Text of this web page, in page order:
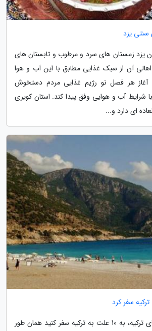
یزد
یزد زمستان های سرد و مرطوب و تابستان های
آن از سبک غذایی مطابق با این آب و هوا
آغاز هر فصل نو رژیم غذایی مردم دستخوش
شرایط آب و هوایی وفق پیدا کند. استان کویری
ای دارد و...
دیدنی ها و جاذبه های ترکیه، به 10 علت به ترکیه سفر کنید همان طور